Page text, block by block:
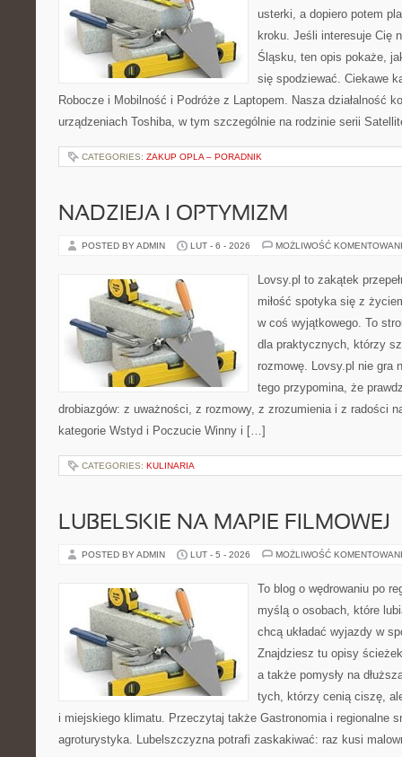
usterki, a dopiero potem
kroku. Jeśli interesuje Cię
Śląsku, ten opis pokaże,
się spodziewać. Ciekawe
Robocze i Mobilność i Podróże z Laptopem. Nasza działalność
urządzeniach Toshiba, w tym szczególnie na rodzinie serii
CATEGORIES: ZAKUP OPLA – PORADNIK
NADZIEJA I OPTYMIZM
POSTED BY ADMIN LUT - 6 - 2026 MOŻLIWOŚĆ
Lovsy.pl to zakątek
miłość spotyka się z
w coś wyjątkowego. To
dla praktycznych, którzy
rozmowę. Lovsy.pl nie gra
tego przypomina, że
drobiazgów: z uważności, z rozmowy, z zrozumienia i z radości
kategorie Wstyd i Poczucie Winny i […]
CATEGORIES: KULINARIA
LUBELSKIE NA MAPIE FILMOWEJ
POSTED BY ADMIN LUT - 5 - 2026 MOŻLIWOŚĆ
To blog o wędrowaniu po
myślą o osobach, które
chcą układać wyjazdy w
Znajdziesz tu opisy
a także pomysły na
tych, którzy cenią ciszę,
i miejskiego klimatu. Przeczytaj także Gastronomia i regionalne
agroturystyka. Lubelszczyzna potrafi zaskakiwać: raz kusi